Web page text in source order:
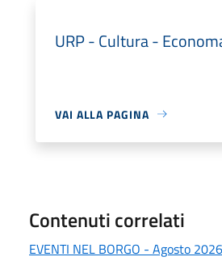
URP - Cultura -
VAI ALLA PAGINA
Contenuti correlati
EVENTI NEL BORGO - Agosto 2026